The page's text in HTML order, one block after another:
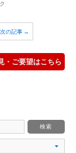
次の記事 →
・ご要望はこちら